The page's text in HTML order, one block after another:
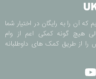
که آن را به رایگان در اختیار شما
هیچ گونه کمکی اعم از وام
از طریق کمک های داوطلبانه